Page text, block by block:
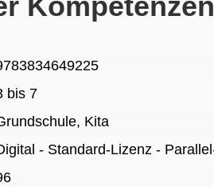
bis 7
, Kita
- Standard-Lizenz -